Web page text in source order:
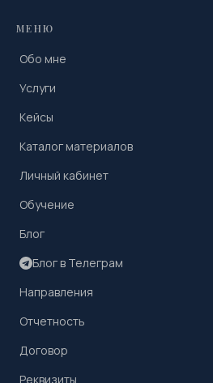
МЕНЮ
Обо мне
Услуги
Кейсы
Каталог материалов
Личный кабинет
Обучение
Блог
Блог в Телеграм
Направления
Отчетность
Договор
Реквизиты